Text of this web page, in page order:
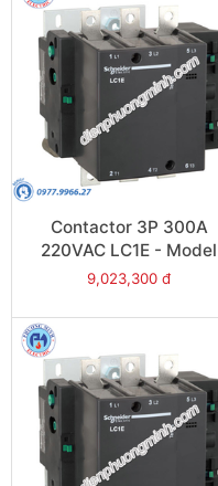
Contactor 3P 300A
220VAC LC1E - Model
LC1E300M6
9,023,300 đ